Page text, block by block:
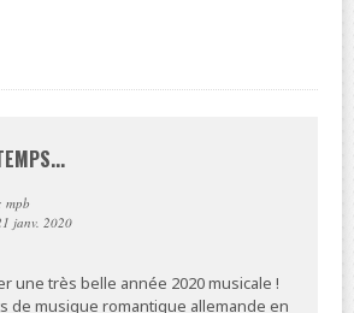
mpb
janv. 2020
une très belle année 2020 musicale !
de musique romantique allemande en